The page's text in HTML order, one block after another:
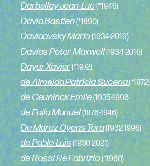
Darbellay Jean-Luc(*1946)
David Bastien(*1990)
Davidovsky Mario (1934-2019)
Davies Peter-Maxwell(1934-2016)
Dayer Xavier(*1972)
de Almeida Patrícia Sucena(*1972)
de Ceuninck Emile(1935-1996)
de Falla Manuel(1876-1946)
De Marez Oyens Tera(1932-1996)
de Pablo Luis(1930-2021)
de Rossi Re Fabrizio (*1960)